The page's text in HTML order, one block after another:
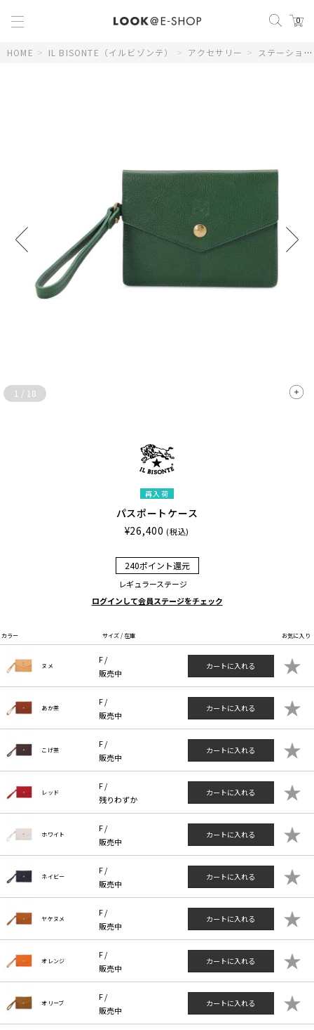
0
HOME > IL BISONTE（イルビゾンテ） > アクセサリー > ステーショナリー
1 / 18
再入荷
パスポートケース
¥26,400 (税込)
240ポイント還元
レギュラーステージ
ログインして会員ステージをチェック
カラー サイズ / 在庫 お気に入り
ヌメ
F /
販売中
カートに入れる ★
あか茶
F /
販売中
カートに入れる ★
こげ茶
F /
販売中
カートに入れる ★
レッド
F /
残りわずか
カートに入れる ★
ホワイト
F /
販売中
カートに入れる ★
ネイビー
F /
販売中
カートに入れる ★
ヤケヌメ
F /
販売中
カートに入れる ★
オレンジ
F /
販売中
カートに入れる ★
オリーブ
F /
販売中
カートに入れる ★